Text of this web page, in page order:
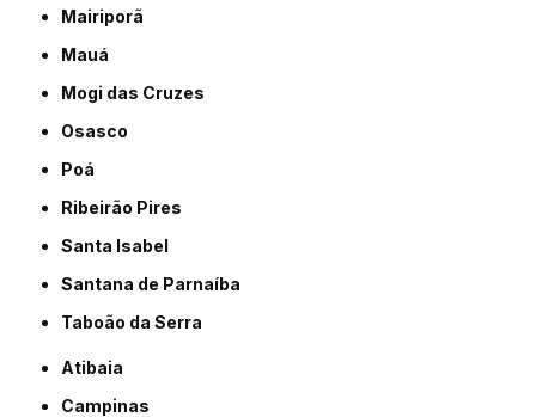
Mairiporã
Mauá
Mogi das Cruzes
Osasco
Poá
Ribeirão Pires
Santa Isabel
Santana de Parnaíba
Taboão da Serra
Atibaia
Campinas